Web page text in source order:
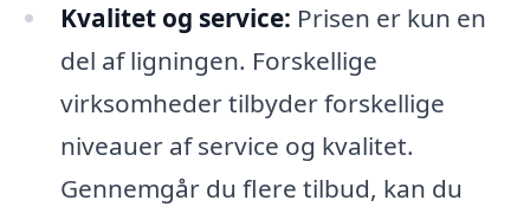
Kvalitet og service: Prisen er kun en
del af ligningen. Forskellige
virksomheder tilbyder forskellige
niveauer af service og kvalitet.
Gennemgår du flere tilbud, kan du